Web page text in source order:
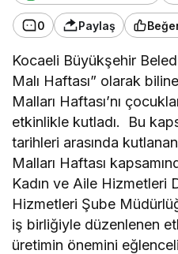
0 Paylaş
Kocaeli Büyükşehir
Malı Haftası” olarak
Malları Haftası’nı
etkinlikle kutladı. Bu
tarihleri arasında
Malları Haftası
Kadın ve Aile Hizmetleri
Hizmetleri Şube
iş birliğiyle düzenlenen
üretimin önemini